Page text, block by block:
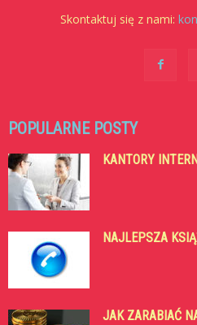
Skontaktuj się z nami:
POPULARNE POSTY
KANTORY
NAJLEPSZA
JAK ZARABIAĆ